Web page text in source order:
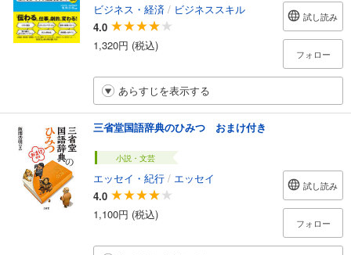
ビジネス・経済 / ビジネススキル
4.0
1,320円 (税込)
試し読み
フォロー
あらすじを表示する
三省堂国語辞典のひみつ おまけ付き
小説・文芸
エッセイ・紀行 / エッセイ
4.0
1,100円 (税込)
試し読み
フォロー